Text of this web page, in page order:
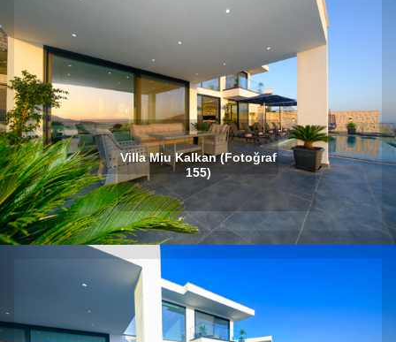
Villa Miu Kalkan (Fotoğraf
155)